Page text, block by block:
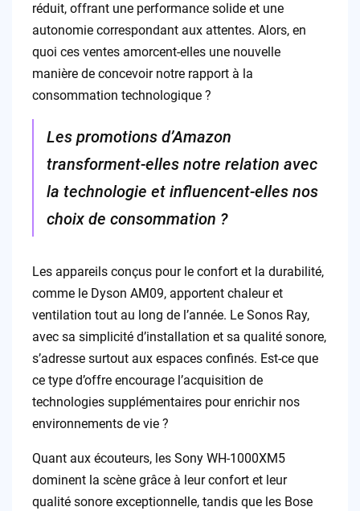
réduit, offrant une performance solide et une
autonomie correspondant aux attentes. Alors, en
quoi ces ventes amorcent-elles une nouvelle
manière de concevoir notre rapport à la
consommation technologique ?
Les promotions d’Amazon
transforment-elles notre relation avec
la technologie et influencent-elles nos
choix de consommation ?
Les appareils conçus pour le confort et la durabilité,
comme le Dyson AM09, apportent chaleur et
ventilation tout au long de l’année. Le Sonos Ray,
avec sa simplicité d’installation et sa qualité sonore,
s’adresse surtout aux espaces confinés. Est-ce que
ce type d’offre encourage l’acquisition de
technologies supplémentaires pour enrichir nos
environnements de vie ?
Quant aux écouteurs, les Sony WH-1000XM5
dominent la scène grâce à leur confort et leur
qualité sonore exceptionnelle, tandis que les Bose